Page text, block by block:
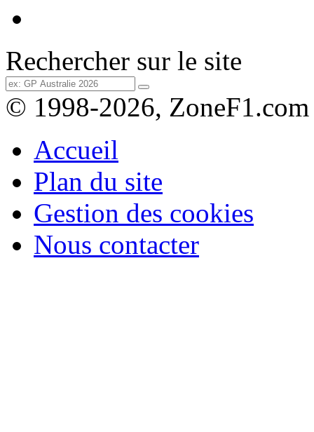
Rechercher sur le site
© 1998-2026, ZoneF1.com
Accueil
Plan du site
Gestion des cookies
Nous contacter